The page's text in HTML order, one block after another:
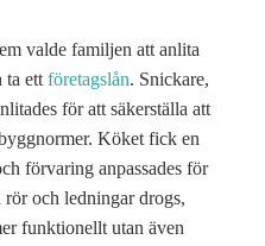
valde familjen att anlita
ta ett företagslån. Snickare,
för att säkerställa att
Köket fick en
förvaring anpassades för
och ledningar drogs,
funktionellt utan även